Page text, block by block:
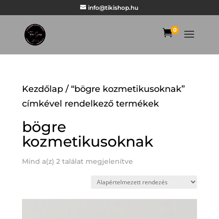
info@tikishop.hu
0
Kezdőlap/ “bögre kozmetikusoknak”
címkével rendelkező termékek
bögre
kozmetikusoknak
Mind a(z) 2 találat megjelenítve